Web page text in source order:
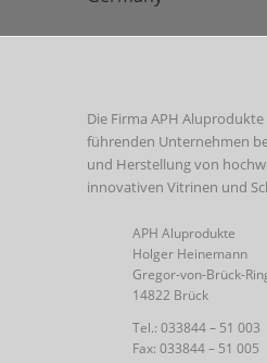
Die Firma APH
führenden Unternehmen
und Herstellung von
innovativen Vitrinen und
APH Aluprodukte
Holger Heinemann
Gregor-von-Brück-
14822 Brück
Tel.: 033844 – 51 003
Fax: 033844 – 51 005